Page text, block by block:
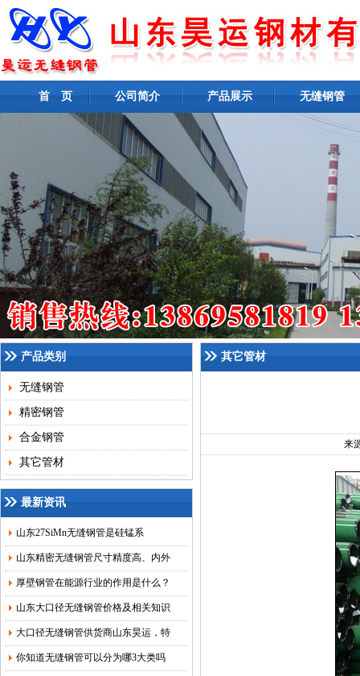
首 页 公司简介 产品展示 无缝钢管
产品类别
无缝钢管
精密钢管
合金钢管
其它管材
最新资讯
山东27SiMn无缝钢管是硅锰系
山东精密无缝钢管尺寸精度高、内外
厚壁钢管在能源行业的作用是什么？
山东大口径无缝钢管价格及相关知识
大口径无缝钢管供货商山东昊运，特
你知道无缝钢管可以分为哪3大类吗
其它管材
来